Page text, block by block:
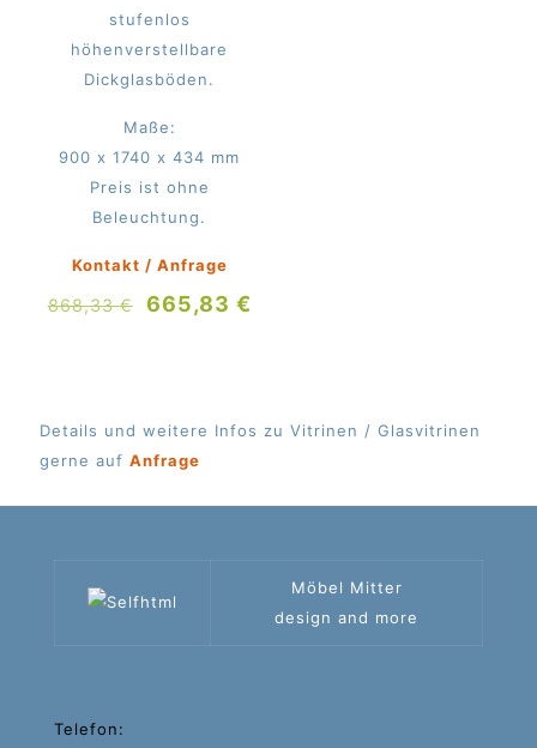
stufenlos
höhenverstellbare
Dickglasböden.
Maße:
900 x 1740 x 434 mm
Preis ist ohne
Beleuchtung.
Kontakt / Anfrage
868,33€
Ursprünglicher
665,83 €
Details und weitere Infos zu Vitrinen / Glasvitrinen
gerne auf Anfrage
Möbel Mitter
design and more
Telefon: